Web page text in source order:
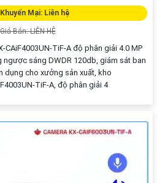
Mại: Liên hệ
Giá Bán: LIÊN HỆ
CAiF4003UN-TiF-A độ phân giải 4.0 MP
sáng DWDR 120db, giám sát ban
dụng cho xưởng sản xuất, kho
TiF-A, độ phân giải 4